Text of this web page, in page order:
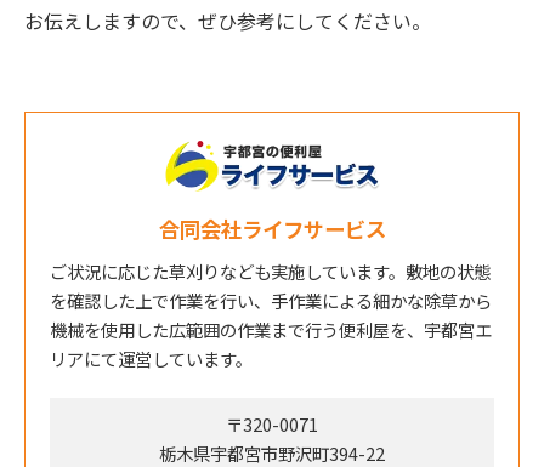
お伝えしますので、ぜひ参考にしてください。
合同会社ライフサービス
ご状況に応じた草刈りなども実施しています。敷地の状態
を確認した上で作業を行い、手作業による細かな除草から
機械を使用した広範囲の作業まで行う便利屋を、宇都宮エ
リアにて運営しています。
〒320-0071
栃木県宇都宮市野沢町394-22